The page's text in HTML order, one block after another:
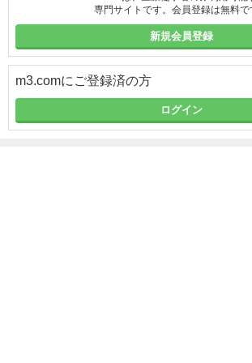
専門サイトです。会員登録は無料で
新規会員登録
m3.comにご登録済の方
ログイン